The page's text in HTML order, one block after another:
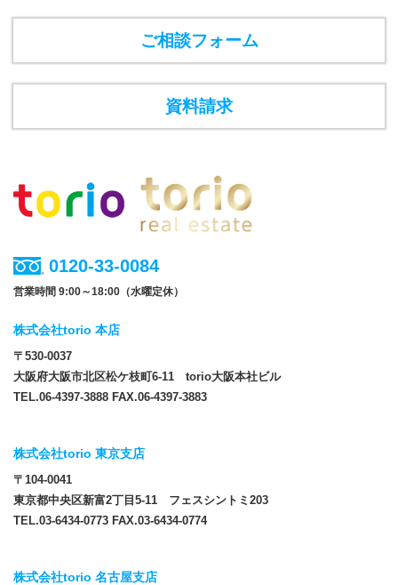
ご相談フォーム
資料請求
0120-33-0084
営業時間 9:00～18:00（水曜定休）
株式会社torio 本店
〒530-0037
大阪府大阪市北区松ケ枝町6-11 torio大阪本社ビル
TEL.06-4397-3888 FAX.06-4397-3883
株式会社torio 東京支店
〒104-0041
東京都中央区新富2丁目5-11 フェスシントミ203
TEL.03-6434-0773 FAX.03-6434-0774
株式会社torio 名古屋支店